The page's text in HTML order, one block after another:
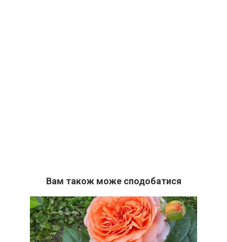
Вам також може сподобатися